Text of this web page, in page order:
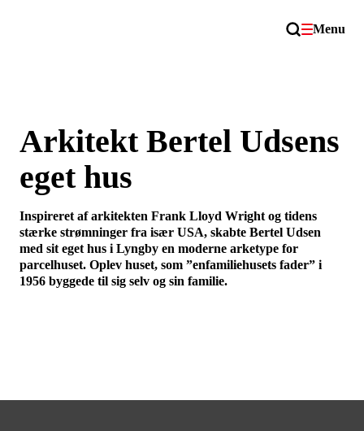
Menu
Arkitekt Bertel Udsens
eget hus
Inspireret af arkitekten Frank Lloyd Wright og tidens
stærke strømninger fra især USA, skabte Bertel Udsen
med sit eget hus i Lyngby en moderne arketype for
parcelhuset. Oplev huset, som ”enfamiliehusets fader” i
1956 byggede til sig selv og sin familie.